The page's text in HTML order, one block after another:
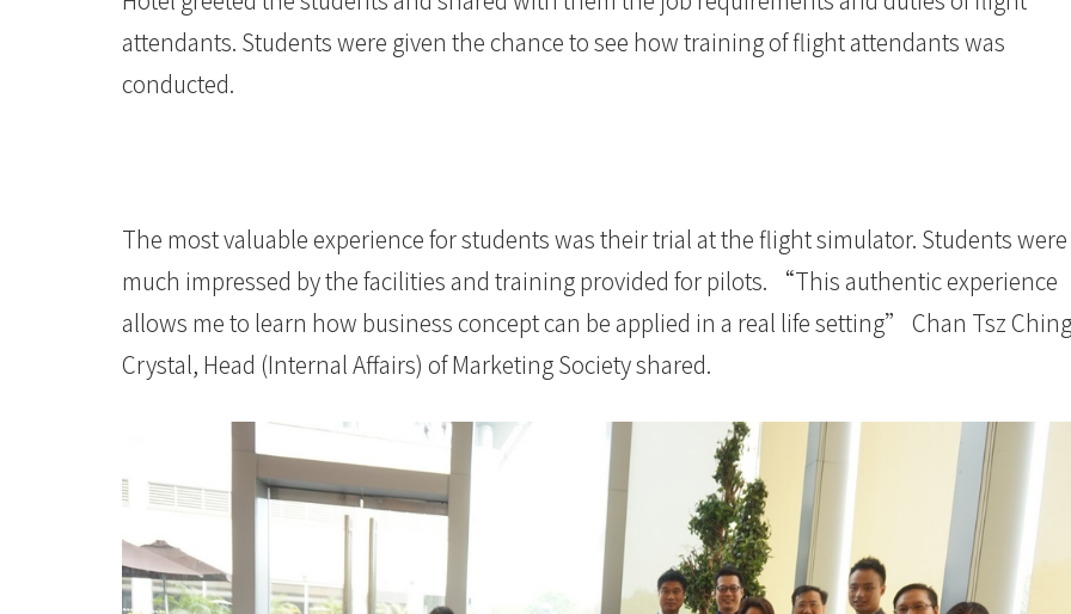
attendants. Students were given the chance to see how training of flight attendants was
conducted.
The most valuable experience for students was their trial at the flight simulator. Students were
much impressed by the facilities and training provided for pilots. “This authentic experience
allows me to learn how business concept can be applied in a real life setting” Chan Tsz
Crystal, Head (Internal Affairs) of Marketing Society shared.